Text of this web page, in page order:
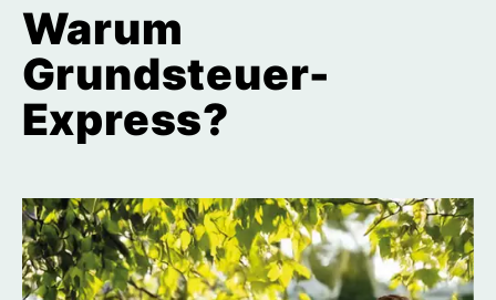
Warum
Grundsteuer-
Express?